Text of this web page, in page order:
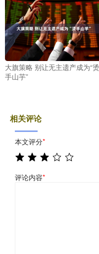
大旗策略 别让无主遗产成为“烫
手山芋”
相关评论
本文评分*
评论内容*